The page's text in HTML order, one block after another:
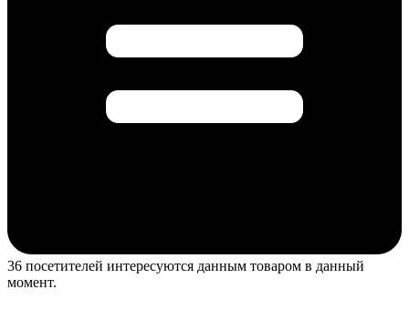
36 посетителей интересуются данным товаром в данный
момент.